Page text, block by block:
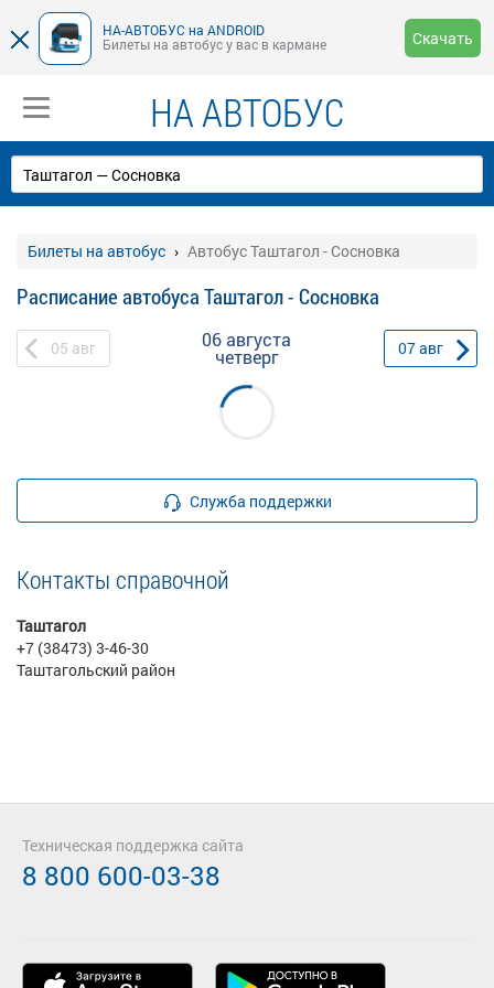
НА-АВТОБУС на ANDROID
Билеты на автобус у вас в кармане
Скачать
НА АВТОБУС
Билеты на автобус Автобус Таштагол - Сосновка
Расписание автобуса Таштагол - Сосновка
05 авг 06 августа
четверг 07авг
Служба поддержки
Контакты справочной
Таштагол
+7 (38473) 3-46-30
Таштагольский район
Техническая поддержка сайта
8 800 600-03-38